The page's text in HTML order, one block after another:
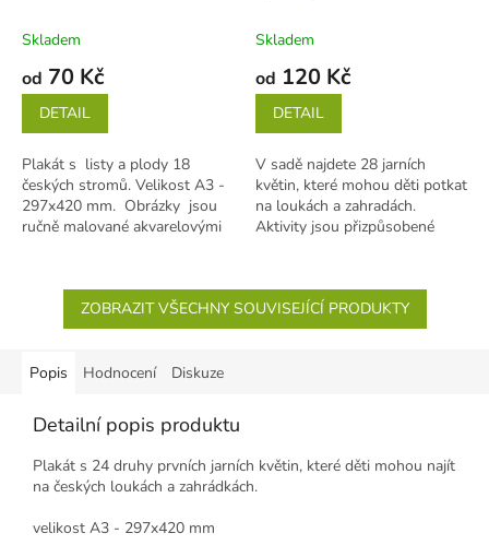
Skladem
od 70 Kč
DETAIL
Plakát s listy a plody 18
českých stromů. Velikost A3 -
297x420 mm. Obrázky jsou
ručně malované akvarelovými
listech)
Skladem
od 120 Kč
DETAIL
V sadě najdete 28 jarních
květin, které mohou děti potkat
na loukách a zahradách.
Aktivity jsou přizpůsobené
ZOBRAZIT VŠECHNY SOUVISEJÍCÍ PRODUKTY
Popis Hodnocení Diskuze
Detailní popis produktu
Plakát s 24 druhy prvních jarních květin, které děti mohou najít
na českých loukách a zahrádkách.
velikost A3 - 297x420 mm